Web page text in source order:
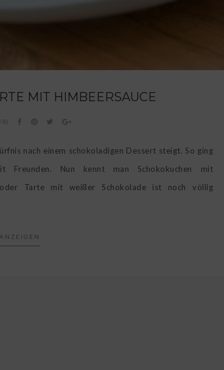
MIT HIMBEERSAUCE
nach einem schokoladigen Dessert steigt. So ging
Freunden. Nun kennt man Schokokuchen mit
oder Tarte mit weißer Schokolade ist noch völlig